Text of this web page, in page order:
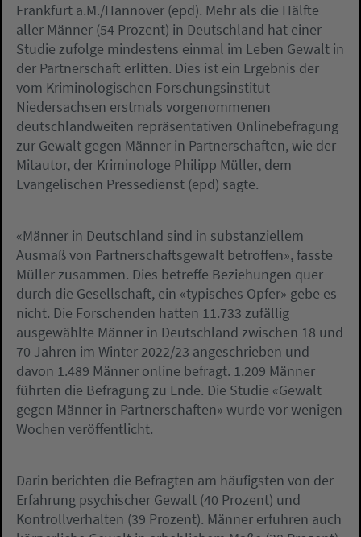
Frankfurt a.M./Hannover (epd). Mehr als die Hälfte
aller Männer (54 Prozent) in Deutschland hat einer
Studie zufolge mindestens einmal im Leben Gewalt in
der Partnerschaft erlitten. Dies ist ein Ergebnis der
vom Kriminologischen Forschungsinstitut
Niedersachsen erstmals vorgenommenen
deutschlandweiten repräsentativen Onlinebefragung
zur Gewalt gegen Männer in Partnerschaften, wie der
Mitautor, der Kriminologe Philipp Müller, dem
Evangelischen Pressedienst (epd) sagte.
«Männer in Deutschland sind in substanziellem
Ausmaß von Partnerschaftsgewalt betroffen», fasste
Müller zusammen. Dies betreffe Beziehungen quer
durch die Gesellschaft, ein «typisches Opfer» gebe es
nicht. Die Forschenden hatten 11.733 zufällig
ausgewählte Männer in Deutschland zwischen 18 und
70 Jahren im Winter 2022/23 angeschrieben und
davon 1.489 Männer online befragt. 1.209 Männer
führten die Befragung zu Ende. Die Studie «Gewalt
gegen Männer in Partnerschaften» wurde vor wenigen
Wochen veröffentlicht.
Darin berichten die Befragten am häufigsten von der
Erfahrung psychischer Gewalt (40 Prozent) und
Kontrollverhalten (39 Prozent). Männer erfuhren auch